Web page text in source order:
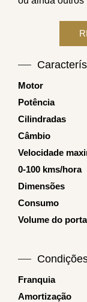
Motor
Potência
Cilindradas
Câmbio
Velocidade
0-100 kms/hora
Dimensões
Consumo
Volume do
Franquia
Amortização